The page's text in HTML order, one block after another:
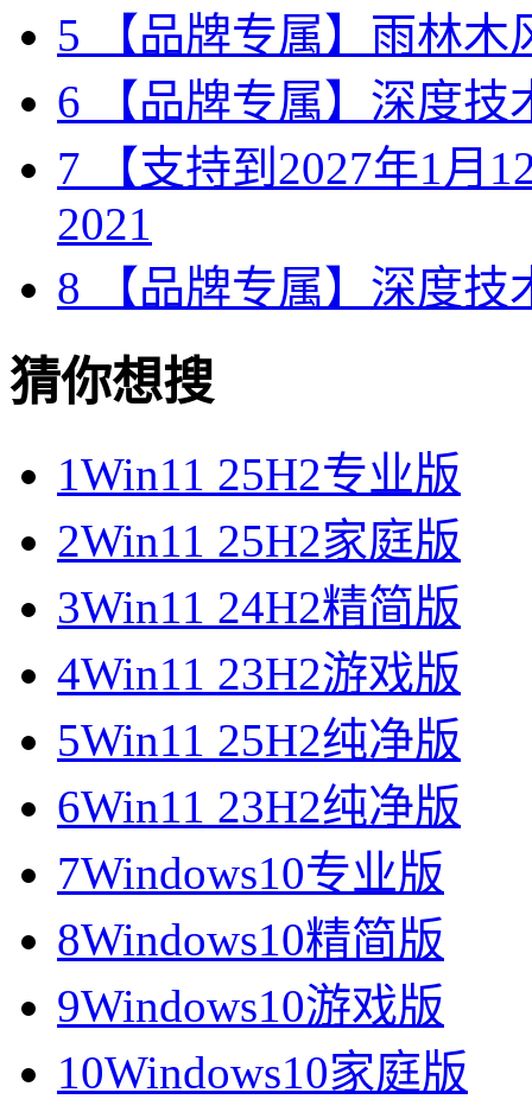
5 【品牌专属】雨林木
6 【品牌专属】深度技
7 【支持到2027年1月
2021
8 【品牌专属】深度技
猜你想搜
1Win11 25H2专业版
2Win11 25H2家庭版
3Win11 24H2精简版
4Win11 23H2游戏版
5Win11 25H2纯净版
6Win11 23H2纯净版
7Windows10专业版
8Windows10精简版
9Windows10游戏版
10Windows10家庭版